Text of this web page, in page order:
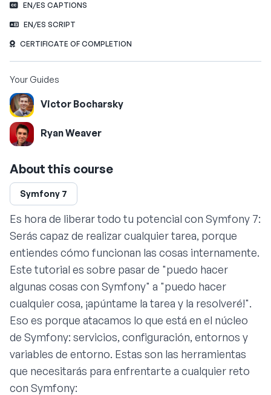
EN/ES CAPTIONS
EN/ES SCRIPT
CERTIFICATE OF COMPLETION
Your Guides
Victor Bocharsky
Ryan Weaver
About this course
Symfony 7
Es hora de liberar todo tu potencial con Symfony 7:
Serás capaz de realizar cualquier tarea, porque
entiendes cómo funcionan las cosas internamente.
Este tutorial es sobre pasar de "puedo hacer
algunas cosas con Symfony" a "puedo hacer
cualquier cosa, ¡apúntame la tarea y la resolveré!".
Eso es porque atacamos lo que está en el núcleo
de Symfony: servicios, configuración, entornos y
variables de entorno. Estas son las herramientas
que necesitarás para enfrentarte a cualquier reto
con Symfony: